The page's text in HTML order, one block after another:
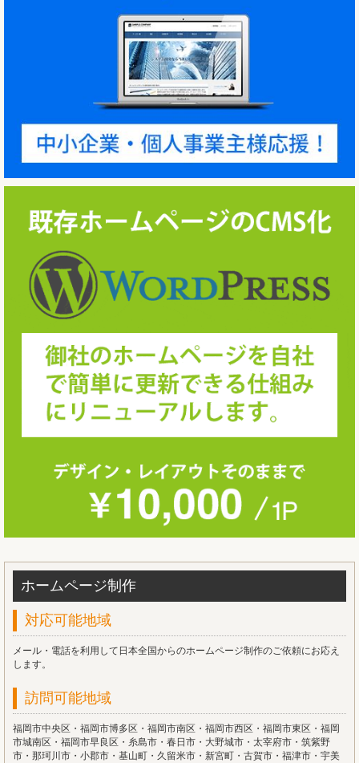
ホームページ制作
対応可能地域
メール・電話を利用して日本全国からのホームページ制作のご依頼にお応え
します。
訪問可能地域
福岡市中央区・福岡市博多区・福岡市南区・福岡市西区・福岡市東区・福岡
市城南区・福岡市早良区・糸島市・春日市・大野城市・太宰府市・筑紫野
市・那珂川市・小郡市・基山町・久留米市・新宮町・古賀市・福津市・宇美